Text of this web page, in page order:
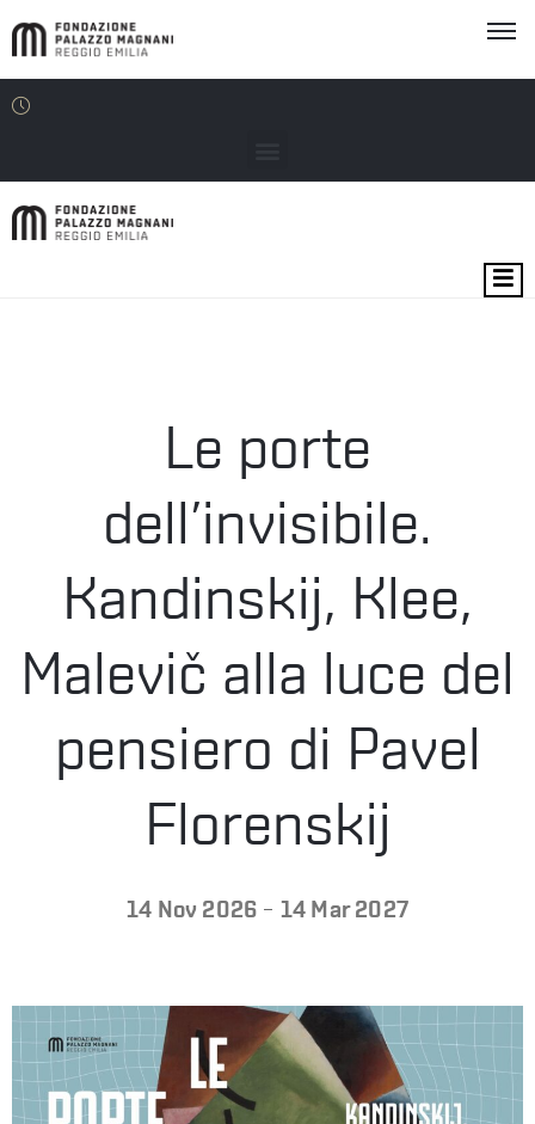
FONDAZIONE
ENGLISH
Le porte
dell’invisibile.
Kandinskij, Klee,
Malevič alla luce del
pensiero di Pavel
Florenskij
14 Nov 2026 - 14 Mar 2027